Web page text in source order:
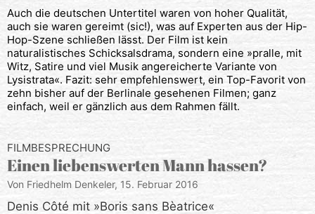
Auch die deutschen Untertitel waren von hoher Qualität,
auch sie waren gereimt (sic!), was auf Experten aus der Hip-
Hop-Szene schließen lässt. Der Film ist kein
naturalistisches Schicksalsdrama, sondern eine »pralle, mit
Witz, Satire und viel Musik angereicherte Variante von
Lysistrata«. Fazit: sehr empfehlenswert, ein Top-Favorit von
zehn bisher auf der Berlinale gesehenen Filmen; ganz
einfach, weil er gänzlich aus dem Rahmen fällt.
FILMBESPRECHUNG
Einen liebenswerten Mann hassen?
Von Friedhelm Denkeler, 15. Februar 2016
Denis Côté mit »Boris sans Bèatrice«